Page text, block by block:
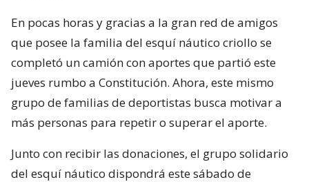
En pocas horas y gracias a la gran red de amigos
que posee la familia del esquí náutico criollo se
completó un camión con aportes que partió este
jueves rumbo a Constitución. Ahora, este mismo
grupo de familias de deportistas busca motivar a
más personas para repetir o superar el aporte.
Junto con recibir las donaciones, el grupo solidario
del esquí náutico dispondrá este sábado de